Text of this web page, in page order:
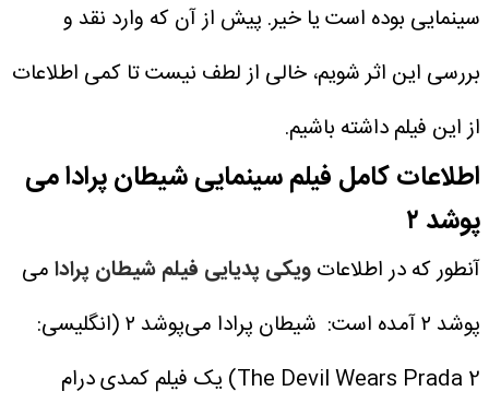
سینمایی بوده است یا خیر. پیش از آن که وارد نقد و
بررسی این اثر شویم، خالی از لطف نیست تا کمی اطلاعات
از این فیلم داشته باشیم.
اطلاعات کامل فیلم سینمایی شیطان پرادا می
پوشد ۲
آنطور که در اطلاعاتویکی پدیایی فیلم شیطان پرادامی
پوشد ۲ آمده است:
شیطان پرادا می‌پوشد ۲ (انگلیسی:
The Devil Wears Prada 2) یک فیلم کمدی درام